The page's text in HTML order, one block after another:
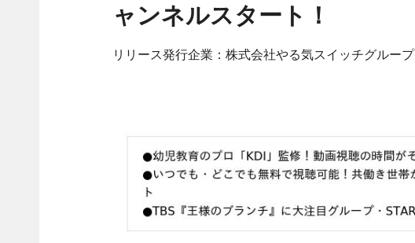
ャンネルスタート！
リリース発行企業：株式会社やる気スイッチグループ